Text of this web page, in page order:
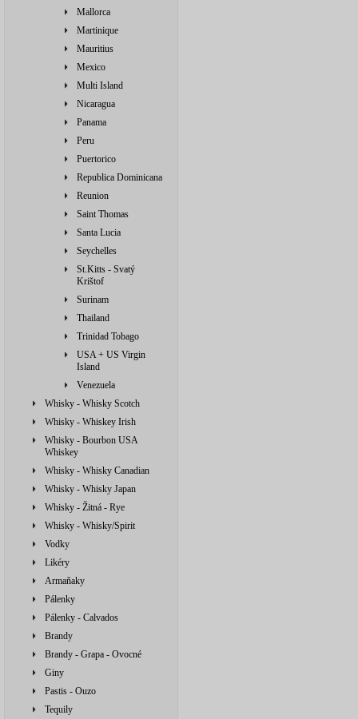
Mallorca
Martinique
Mauritius
Mexico
Multi Island
Nicaragua
Panama
Peru
Puertorico
Republica Dominicana
Reunion
Saint Thomas
Santa Lucia
Seychelles
St.Kitts - Svatý
Krištof
Surinam
Thailand
Trinidad Tobago
USA + US Virgin
Island
Venezuela
Whisky - Whisky Scotch
Whisky - Whiskey Irish
Whisky - Bourbon USA
Whiskey
Whisky - Whisky Canadian
Whisky - Whisky Japan
Whisky - Žitná - Rye
Whisky - Whisky/Spirit
Vodky
Likéry
Armaňaky
Pálenky
Pálenky - Calvados
Brandy
Brandy - Grapa - Ovocné
Giny
Pastis - Ouzo
Tequily